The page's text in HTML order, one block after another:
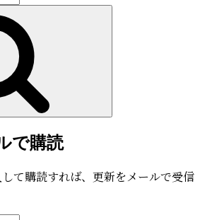
で購読
て購読すれば、更新をメールで受信